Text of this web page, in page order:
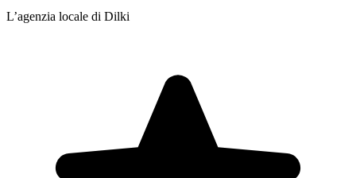
L’agenzia locale di Dilki